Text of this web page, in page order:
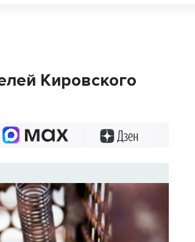
Кировского